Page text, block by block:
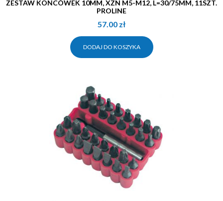
ZESTAW KOŃCÓWEK 10MM, XZN M5-M12, L=30/75MM, 11SZT.
PROLINE
57.00 zł
DODAJ DO KOSZYKA